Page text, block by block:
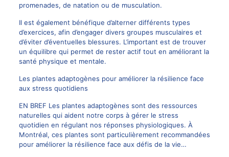
promenades, de natation ou de musculation.
Il est également bénéfique d’alterner différents types
d’exercices, afin d’engager divers groupes musculaires et
d’éviter d’éventuelles blessures. L’important est de trouver
un équilibre qui permet de rester actif tout en améliorant la
santé physique et mentale.
Les plantes adaptogènes pour améliorer la résilience face
aux stress quotidiens
EN BREF Les plantes adaptogènes sont des ressources
naturelles qui aident notre corps à gérer le stress
quotidien en régulant nos réponses physiologiques. À
Montréal, ces plantes sont particulièrement recommandées
pour améliorer la résilience face aux défis de la vie…